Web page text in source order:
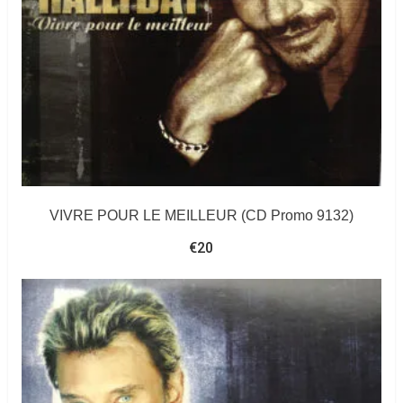
VIVRE POUR LE MEILLEUR (CD Promo 9132)
€20